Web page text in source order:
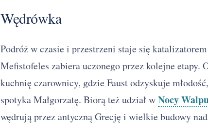
Wędrówka
Podróż w czasie i przestrzeni staje się
Mefistofeles zabiera uczonego przez kolejne etapy.
kuchnię czarownicy, gdzie Faust odzyskuje
spotyka Małgorzatę. Biorą też udział wNocy
wędrują przez antyczną Grecję i wielkie budowy